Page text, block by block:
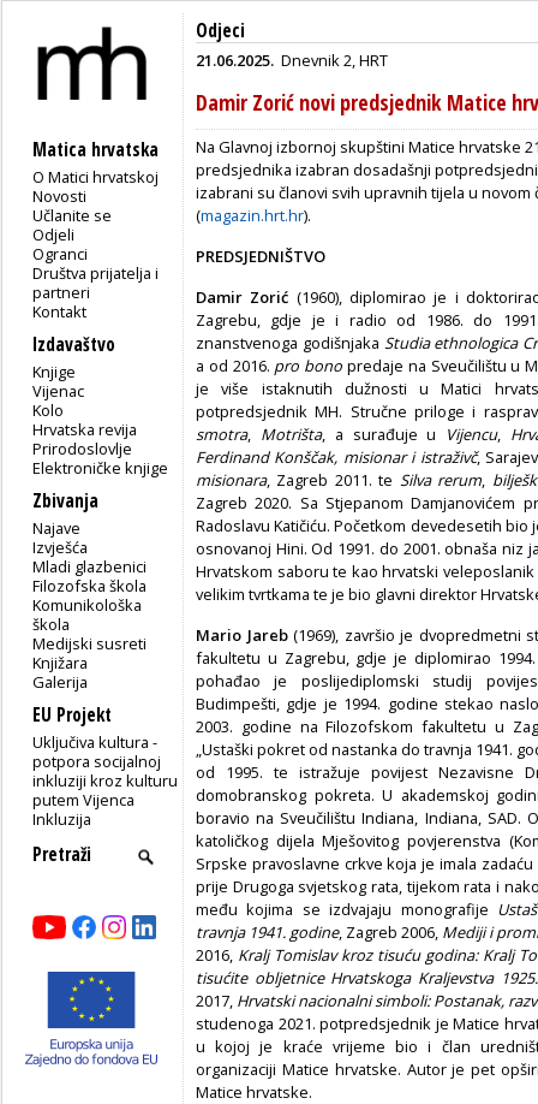
Matica hrvatska
O Matici hrvatskoj
Novosti
Učlanite se
Odjeli
Ogranci
Društva prijatelja i
partneri
Kontakt
Izdavaštvo
Knjige
Vijenac
Kolo
Hrvatska revija
Prirodoslovlje
Elektroničke knjige
Zbivanja
Najave
Izvješća
Mladi glazbenici
Filozofska škola
Komunikološka
škola
Medijski susreti
Knjižara
Galerija
EU Projekt
Uključiva kultura -
potpora socijalnoj
inkluziji kroz kulturu
putem Vijenca
Inkluzija
Odjeci
21.06.2025. Dnevnik 2, HRT
Damir Zorić novi predsjednik Matice
Na Glavnoj izbornoj skupštini Matice hrvatske
predsjednika izabran dosadašnji
izabrani su članovi svih upravnih tijela u
(magazin.hrt.hr).
PREDSJEDNIŠTVO
Damir Zorić (1960), diplomirao je i
Zagrebu, gdje je i radio od 1986. do
znanstvenoga godišnjaka Studia ethnologica
a od 2016. pro bono predaje na Sveučilištu u
je više istaknutih dužnosti u Matici
potpredsjednik MH. Stručne priloge i
smotra, Motrišta, a surađuje u Vijencu,
Ferdinand Konščak, misionar i istraživč,
misionara, Zagreb 2011. te Silva rerum
Zagreb 2020. Sa Stjepanom Damjanovićem
Radoslavu Katičiću. Početkom devedesetih
osnovanoj Hini. Od 1991. do 2001. obnaša niz
Hrvatskom saboru te kao hrvatski
velikim tvrtkama te je bio glavni direktor
Mario Jareb (1969), završio je dvopredmetni
fakultetu u Zagrebu, gdje je diplomirao
pohađao je poslijediplomski studij
Budimpešti, gdje je 1994. godine stekao
2003. godine na Filozofskom fakultetu u
„Ustaški pokret od nastanka do travnja 1941.
od 1995. te istražuje povijest Nezavisne
domobranskog pokreta. U akademskoj
boravio na Sveučilištu Indiana, Indiana, SAD.
katoličkog dijela Mješovitog povjerenstva
Srpske pravoslavne crkve koja je imala
prije Drugoga svjetskog rata, tijekom rata i
među kojima se izdvajaju monografije
travnja 1941. godine, Zagreb 2006, Mediji i
2016, Kralj Tomislav kroz tisuću godina: Kralj
tisućite obljetnice Hrvatskoga Kraljevstva
2017, Hrvatski nacionalni simboli: Postanak,
studenoga 2021. potpredsjednik je Matice
u kojoj je kraće vrijeme bio i član
organizaciji Matice hrvatske. Autor je pet
Matice hrvatske.